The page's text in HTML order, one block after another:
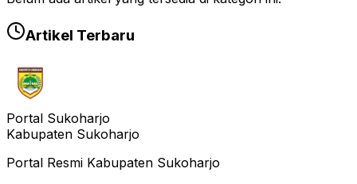
Artikel Terbaru
Portal Sukoharjo
Kabupaten Sukoharjo
Portal Resmi Kabupaten Sukoharjo